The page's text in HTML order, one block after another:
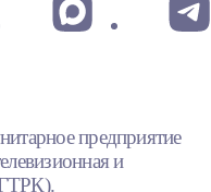
предприятие
и